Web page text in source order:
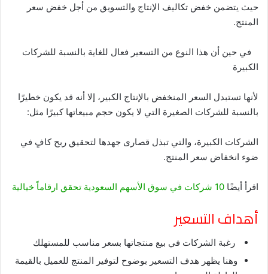
حيث يتضمن خفض تكاليف الإنتاج والتسويق من أجل خفض سعر
المنتج.
في حين أن هذا النوع من التسعير فعال للغاية بالنسبة للشركات
الكبيرة
لأنها تستبدل السعر المنخفض بالإنتاج الكبير، إلا أنه قد يكون خطيرًا
بالنسبة للشركات الصغيرة التي لا يكون حجم مبيعاتها كبيرًا مثل:
الشركات الكبيرة، والتي تبذل قصارى جهدها لتحقيق ربح كافٍ في
ضوء انخفاض سعر المنتج.
اقرأ أيضًا 10 شركات في سوق الأسهم السعودية تحقق ارقاماً خيالية
أهداف التسعير
رغبة الشركات في بيع منتجاتها بسعر مناسب للمستهلك
وهنا يظهر هدف التسعير بوضوح لتوفير المنتج للعميل بالقيمة